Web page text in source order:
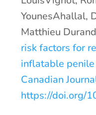
YounesAhallal,
Matthieu
risk factors for
inflatable
Canadian
https://doi.org/